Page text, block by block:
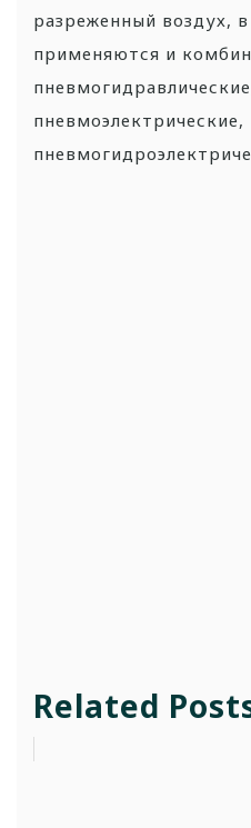
разреженный воздух,
применяются и
пневмоэлектрические,
Related